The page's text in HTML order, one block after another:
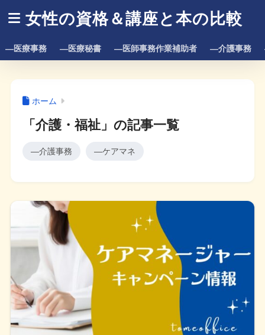
女性の資格＆講座と本の比較
―医療事務 ―医療秘書 ―医師事務作業補助者 ―介護事務
ホーム
「介護・福祉」の記事一覧
―介護事務 ―ケアマネ